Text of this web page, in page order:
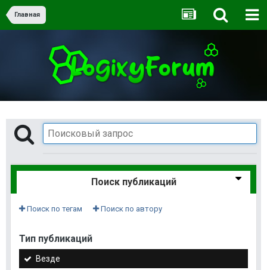
Главная
Поиск публикаций
Поиск по тегам Поиск по автору
Тип публикаций
Везде